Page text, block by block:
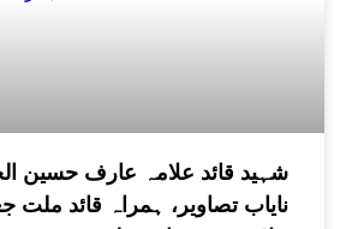
شہید قائد علامہ عارف حسین
نایاب تصاویر، ہمراہ قائد ملت